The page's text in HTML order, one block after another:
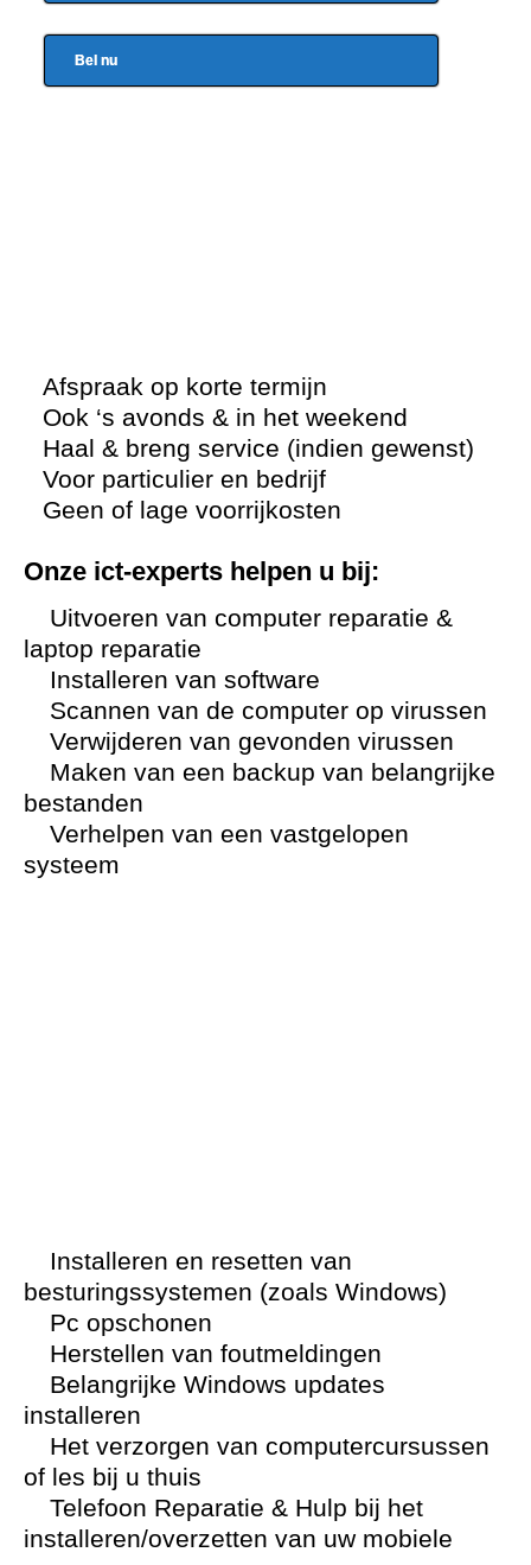
Bel nu
Afspraak op korte termijn
Ook ‘s avonds & in het weekend
Haal & breng service (indien gewenst)
Voor particulier en bedrijf
Geen of lage voorrijkosten
Onze ict-experts helpen u bij:
Uitvoeren van computer reparatie &
laptop reparatie
Installeren van software
Scannen van de computer op virussen
Verwijderen van gevonden virussen
Maken van een backup van belangrijke
bestanden
Verhelpen van een vastgelopen
systeem
Installeren en resetten van
besturingssystemen (zoals Windows)
Pc opschonen
Herstellen van foutmeldingen
Belangrijke Windows updates
installeren
Het verzorgen van computercursussen
of les bij u thuis
Telefoon Reparatie & Hulp bij het
installeren/overzetten van uw mobiele